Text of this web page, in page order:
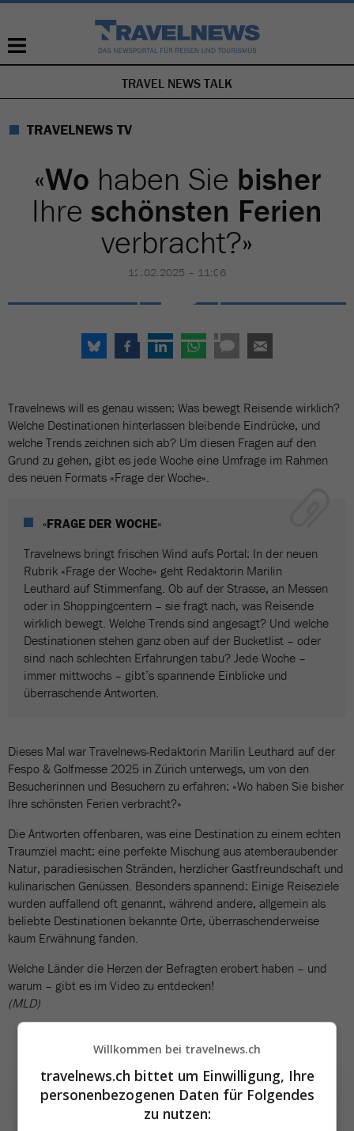
NAVIGATION
ÜBERSPRINGEN
TRAVEL NEWS TALK
TRAVELNEWS TV
«Wo haben Sie bisher
Ihre schönsten Ferien
verbracht?»
12.02.2025 – 11:06
Travelnews will es genau wissen: Was bewegt Reisende wirklich?
Welche Destinationen hinterlassen bleibende Eindrücke, und
welche Trends zeichnen sich ab? Um diesen Fragen auf den
Grund zu gehen, gibt es jede Woche eine Umfrage im Rahmen
des neuen Formats «Frage der Woche».
«FRAGE DER WOCHE»
Travelnews bringt frischen Wind aufs Portal: In der neuen
Rubrik «Frage der Woche» geht Redaktorin Marilin
Leuthard auf Stimmenfang. Ob auf der Strasse, an Messen
oder in Shoppingcentern – sie fragt nach, was Reisende
wirklich bewegt. Welche Trends sind angesagt? Und welche
Destinationen stehen ganz oben auf der Bucketlist – oder
sind nach schlechten Erfahrungen tabu? Jede Woche –
immer mittwochs – gibt’s spannende Einblicke und
überraschende Antworten.
Dieses Mal war Travelnews-Redaktorin Marilin Leuthard auf der
Fespo & Golfmesse 2025 in Zürich unterwegs, um von den
Besucherinnen und Besuchern zu erfahren: «Wo haben Sie bisher
Ihre schönsten Ferien verbracht?»
Die Antworten offenbaren, was eine Destination zu einem echten
Traumziel macht: eine perfekte Mischung aus atemberaubender
Natur, paradiesischen Stränden, herzlicher Gastfreundschaft und
kulinarischen Genüssen. Besonders spannend: Einige Reiseziele
wurden auffallend oft genannt, während andere, allgemein als
beliebte Destinationen bekannte Orte, überraschenderweise
kaum Erwähnung fanden.
Welche Länder die Herzen der Befragten erobert haben – und
warum – gibt es im Video zu entdecken!
(MLD)
Willkommen bei travelnews.ch
travelnews.ch bittet um Einwilligung, Ihre
personenbezogenen Daten für Folgendes
zu nutzen: